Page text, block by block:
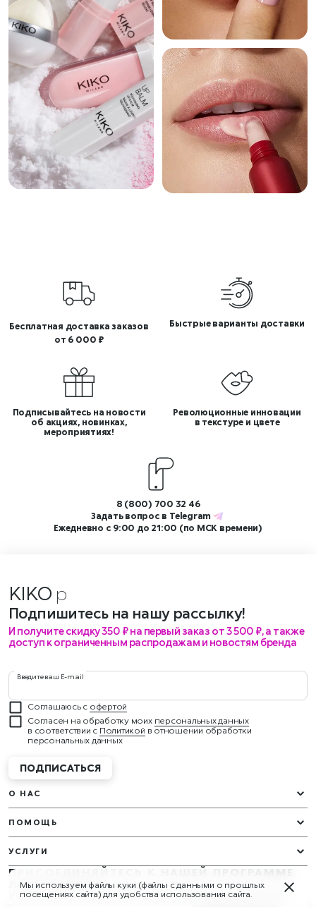
Бесплатная доставка заказов
от 6 000 ₽
Быстрые варианты доставки
Подписывайтесь на новости
об акциях, новинках,
мероприятиях!
Революционные инновации
в текстуре и цвете
8 (800) 700 32 46
Задать вопрос в Telegram
Ежедневно с 9:00 до 21:00 (по МСК времени)
KIKO ме
Подпишитесь на нашу рассылку!
И получите скидку 350 ₽ на первый заказ от 3 500 ₽, а также
доступ к ограниченным распродажам и новостям бренда
Введите ваш E-mail
Соглашаюсь с офертой
Согласен на обработку моих персональных данных
в соответствии с Политикой в отношении обработки
персональных данных
ПОДПИСАТЬСЯ
ПРИСОЕДИНЯЙТЕСЬ К НАШЕЙ ПРОГРАММЕ
ЛОЯЛЬНОСТИ
У вас будут эксклюзивные подарки и награды круглый год!
УСЛУГИ
О НАС
ПОМОЩЬ
Мы используем файлы куки (файлы с данными о прошлых
посещениях сайта) для удобства использования сайта.